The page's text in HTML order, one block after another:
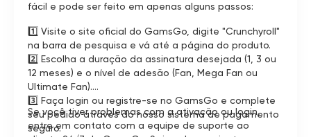
fácil e pode ser feito em apenas alguns passos:
1️⃣ Visite o site oficial do GamsGo, digite "Crunchyroll"
na barra de pesquisa e vá até a página do produto.
2️⃣ Escolha a duração da assinatura desejada (1, 3 ou
12 meses) e o nível de adesão (Fan, Mega Fan ou
Ultimate Fan).
3️⃣ Faça login ou registre-se no GamsGo e complete
seu pedido através do nosso sistema de pagamento
seguro.
Se você tiver problemas com a ativação ou login,
entre em contato com a equipe de suporte ao